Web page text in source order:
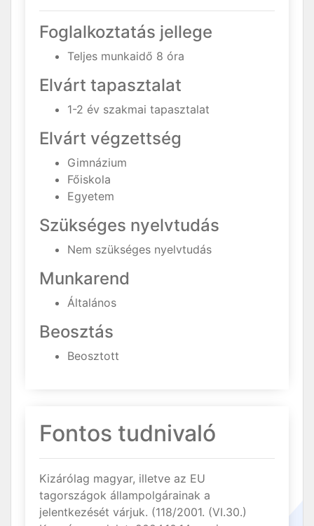
Foglalkoztatás jellege
Teljes munkaidő 8 óra
Elvárt tapasztalat
1-2 év szakmai tapasztalat
Elvárt végzettség
Gimnázium
Főiskola
Egyetem
Szükséges nyelvtudás
Nem szükséges nyelvtudás
Munkarend
Általános
Beosztás
Beosztott
Fontos tudnivaló
Kizárólag magyar, illetve az EU
tagországok állampolgárainak a
jelentkezését várjuk. (118/2001. (VI.30.)